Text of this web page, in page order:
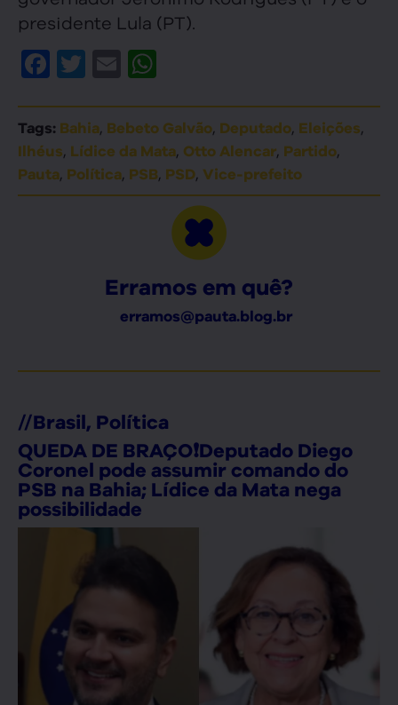
presidente Lula (PT).
Facebook
Twitter
Email
Tags: Bahia, Bebeto Galvão, Deputado, Eleições,
Ilhéus, Lídice da Mata, Otto Alencar, Partido,
Pauta, Política, PSB, PSD, Vice-prefeito
Erramos em quê?
erramos@pauta.blog.br
//Brasil, Política
QUEDA DE BRAÇO❗Deputado Diego
Coronel pode assumir comando do
PSB na Bahia; Lídice da Mata nega
possibilidade